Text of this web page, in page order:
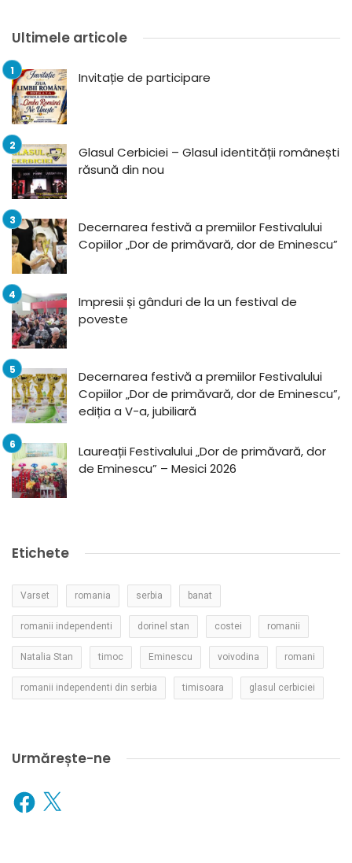
Ultimele articole
Invitație de participare
Glasul Cerbiciei – Glasul identității românești
răsună din nou
Decernarea festivă a premiilor Festivalului
Copiilor „Dor de primăvară, dor de Eminescu”
Impresii și gânduri de la un festival de
poveste
Decernarea festivă a premiilor Festivalului
Copiilor „Dor de primăvară, dor de Eminescu”,
ediția a V-a, jubiliară
Laureații Festivalului „Dor de primăvară, dor
de Eminescu” – Mesici 2026
Etichete
Varset romania serbia banat
romanii independenti dorinel stan costei romanii
Natalia Stan timoc Eminescu voivodina romani
romanii independenti din serbia timisoara glasul cerbiciei
Urmărește-ne
Facebook
X